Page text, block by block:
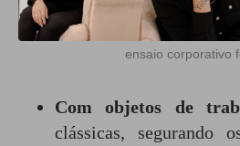
ensaio corporativo
Com objetos de
clássicas, segurando